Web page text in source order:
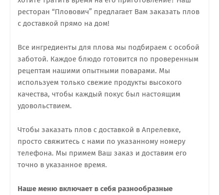
ресторан “Пловович” предлагает Вам заказать плов
с доставкой прямо на дом!
Все ингредиенты для плова мы подбираем с особой
заботой. Каждое блюдо готовится по проверенным
рецептам нашими опытными поварами. Мы
используем только свежие продукты высокого
качества, чтобы каждый покус был настоящим
удовольствием.
Чтобы заказать плов с доставкой в Апрелевке,
просто свяжитесь с нами по указанному номеру
телефона. Мы примем Ваш заказ и доставим его
точно в указанное время.
Наше меню включает в себя разнообразные